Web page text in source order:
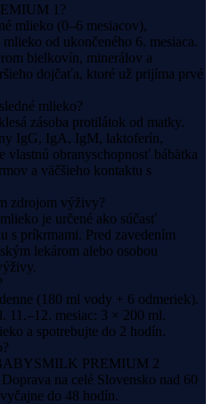
1?
mlieko (0–6 mesiacov),
od ukončeného 6. mesiaca.
bielkovín, minerálov a
dojčaťa, ktoré už prijíma prvé
mlieko?
zásoba protilátok od matky.
IgG, IgA, IgM, laktoferín,
vlastnú obranyschopnosť bábätka
a väčšieho kontaktu s
zdrojom výživy?
je určené ako súčasť
s príkrmami. Pred zavedením
lekárom alebo osobou
(180 ml vody + 6 odmeriek).
11.–12. mesiac: 3 × 200 ml.
a spotrebujte do 2 hodín.
PREMIUM 2
na celé Slovensko nad 60
do 48 hodín.